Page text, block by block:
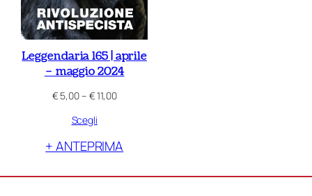
Leggendaria 165 | aprile
– maggio 2024
€5,00– €11,00Fascia
€ 5,00
€ 11,00
Scegli
+ ANTEPRIMA